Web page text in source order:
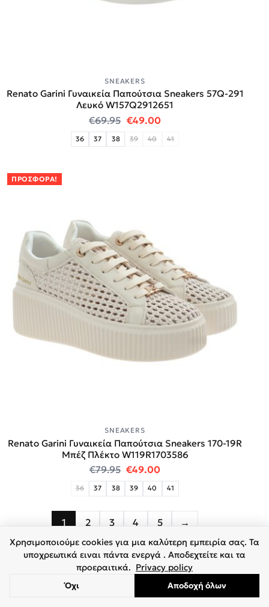
SNEAKERS
Renato Garini Γυναικεία Παπούτσια Sneakers 57Q-291
Λευκό W157Q2912651
€69.95 Original price was: €69.95.
€49.00Η τρέχουσα τιμή
36 37 38 39 40 41
ΠΡΟΣΦΟΡΆ!
SNEAKERS
Renato Garini Γυναικεία Παπούτσια Sneakers 170-19R
Μπέζ Πλέκτο W119R1703586
€79.95 Original price was: €79.95.
€49.00Η τρέχουσα τιμή
36 37 38 39 40 41
1 2 3 4 5 →
Χρησιμοποιούμε cookies για μια καλύτερη εμπειρία σας. Τα
υποχρεωτικά ειναι πάντα ενεργά . Αποδεχτείτε και τα
προεραιτικά. Privacy policy
Όχι Αποδοχή όλων